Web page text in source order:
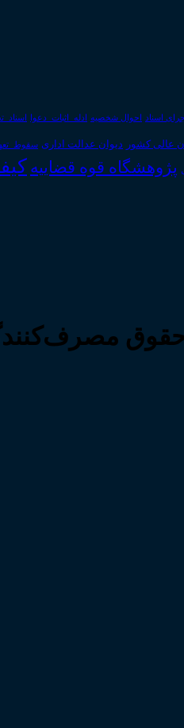
اسناد احوال شخصیه ادله_اثبات_دعوا
عالی کشور دیوان عدالت اداری
پژوهشگاه قوه قضاییه